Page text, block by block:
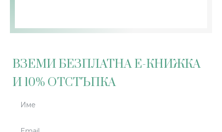
ВЗЕМИ БЕЗПЛАТНА Е-КНИЖКА
И 10% ОТСТЪПКА